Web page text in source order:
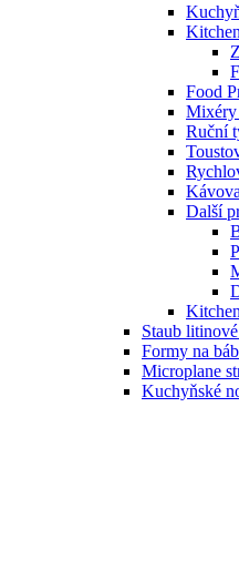
Food
Ruční
Další
Staub
Formy na
Microplane
Kuchyňské